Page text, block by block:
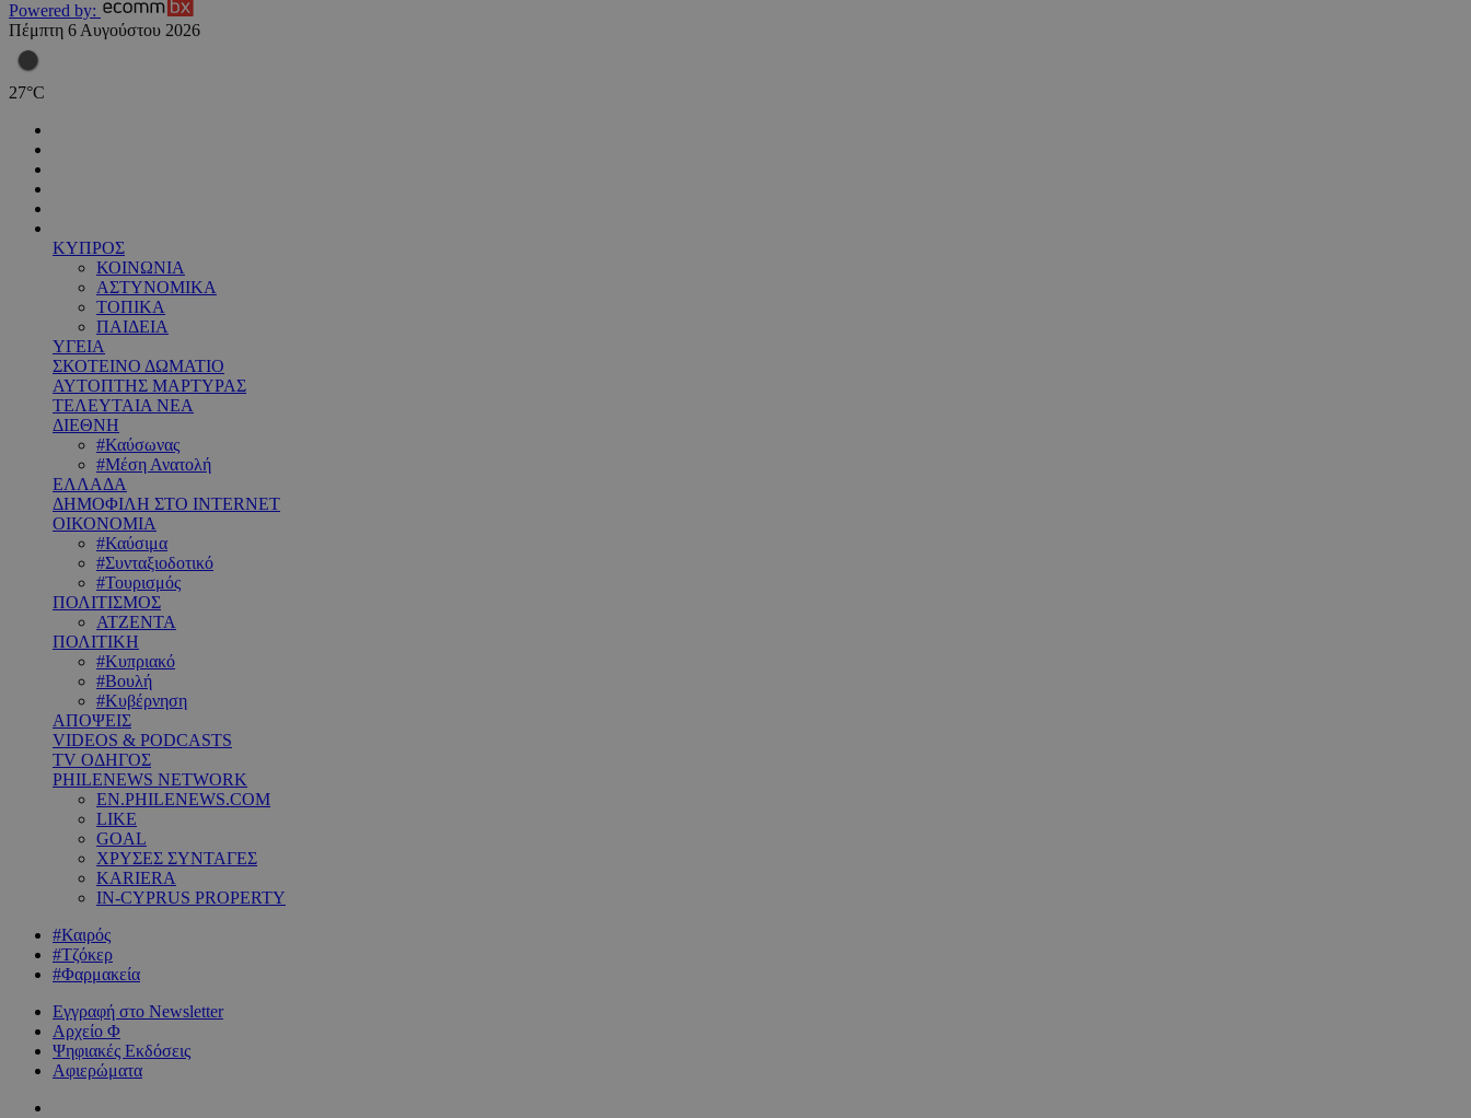
Powered by:
Πέμπτη 6 Αυγούστου 2026
27°C
ΚΥΠΡΟΣ
ΚΟΙΝΩΝΙΑ
ΑΣΤΥΝΟΜΙΚΑ
ΤΟΠΙΚΑ
ΠΑΙΔΕΙΑ
ΥΓΕΙΑ
ΣΚΟΤΕΙΝΟ ΔΩΜΑΤΙΟ
ΑΥΤΟΠΤΗΣ ΜΑΡΤΥΡΑΣ
ΤΕΛΕΥΤΑΙΑ ΝΕΑ
ΔΙΕΘΝΗ
#Καύσωνας
#Μέση Ανατολή
ΕΛΛΑΔΑ
ΔΗΜΟΦΙΛΗ ΣΤΟ INTERNET
ΟΙΚΟΝΟΜΙΑ
#Καύσιμα
#Συνταξιοδοτικό
#Τουρισμός
ΠΟΛΙΤΙΣΜΟΣ
ΑΤΖΕΝΤΑ
ΠΟΛΙΤΙΚΗ
#Κυπριακό
#Βουλή
#Κυβέρνηση
ΑΠΟΨΕΙΣ
VIDEOS & PODCASTS
TV ΟΔΗΓΟΣ
PHILENEWS NETWORK
EN.PHILENEWS.COM
LIKE
GOAL
ΧΡΥΣΕΣ ΣΥΝΤΑΓΕΣ
KARIERA
IN-CYPRUS PROPERTY
#Καιρός
#Τζόκερ
#Φαρμακεία
Εγγραφή στο Newsletter
Αρχείο Φ
Ψηφιακές Εκδόσεις
Αφιερώματα